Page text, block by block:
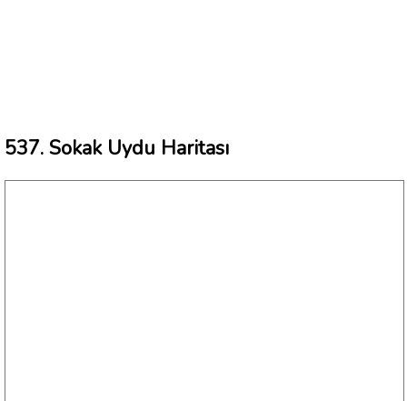
537. Sokak Uydu Haritası